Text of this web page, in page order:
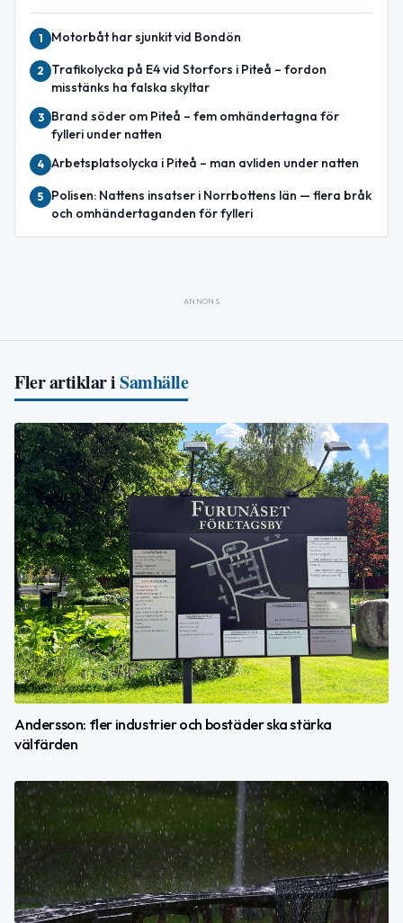
1 Motorbåt har sjunkit vid Bondön
2
Trafikolycka på E4 vid Storfors i Piteå – fordon
misstänks ha falska skyltar
3
Brand söder om Piteå – fem omhändertagna för
fylleri under natten
4 Arbetsplatsolycka i Piteå – man avliden under natten
5
Polisen: Nattens insatser i Norrbottens län — flera bråk
och omhändertaganden för fylleri
ANNONS
Fler artiklar iSamhälle
Andersson: fler industrier och bostäder ska stärka
välfärden